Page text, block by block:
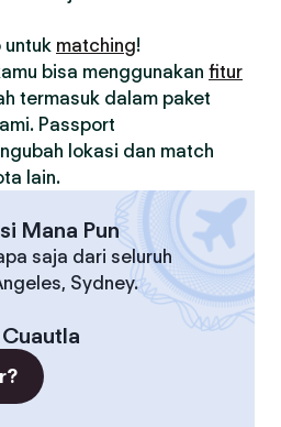
untuk matching!
bisa menggunakan fitur
termasuk dalam paket
Passport
lokasi dan match
lain.
Mana Pun
saja dari seluruh
Sydney.
Cuautla